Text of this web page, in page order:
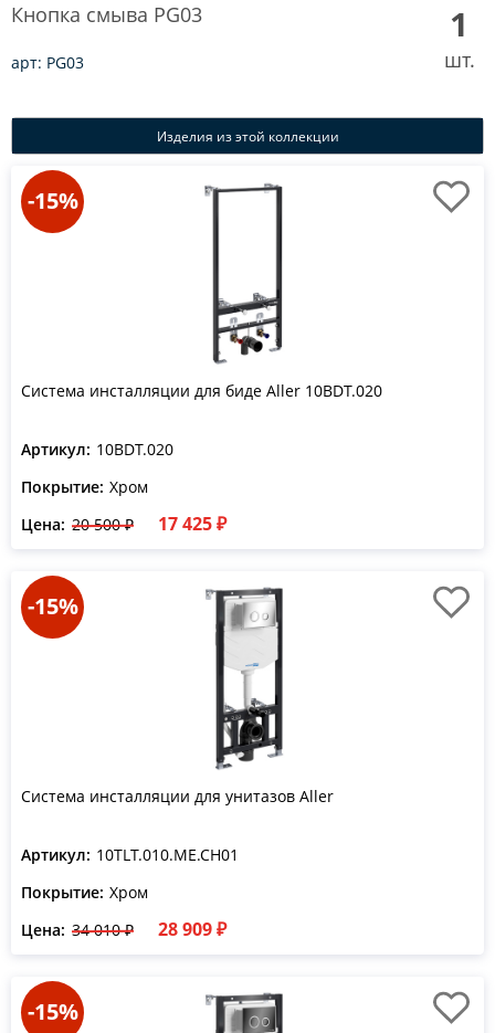
Кнопка смыва PG03
арт: PG03
1
шт.
Изделия из этой коллекции
-15%
Система инсталляции для биде Aller 10BDT.020
Артикул: 10BDT.020
Покрытие: Хром
Цена: 20 500 ₽ 17 425 ₽
-15%
Система инсталляции для унитазов Aller
Артикул: 10TLT.010.ME.CH01
Покрытие: Хром
Цена: 34 010 ₽ 28 909 ₽
-15%